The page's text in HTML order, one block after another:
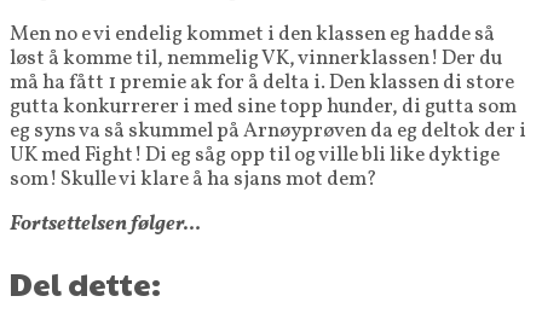
Men no e vi endelig kommet i den klassen eg hadde så
løst å komme til, nemmelig VK, vinnerklassen! Der du
må ha fått 1 premie ak for å delta i. Den klassen di store
gutta konkurrerer i med sine topp hunder, di gutta som
eg syns va så skummel på Arnøyprøven da eg deltok der i
UK med Fight! Di eg såg opp til og ville bli like dyktige
som! Skulle vi klare å ha sjans mot dem?
Fortsettelsen følger…
Del dette: